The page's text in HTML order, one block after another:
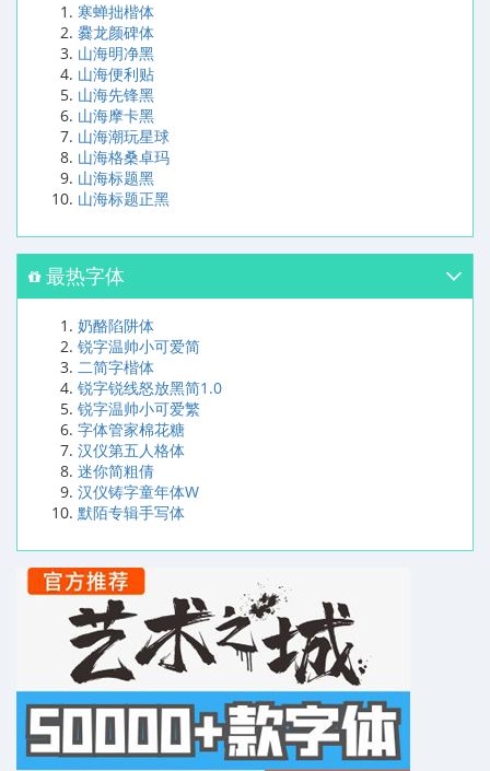
寒蝉拙楷体
爨龙颜碑体
山海明净黑
山海便利贴
山海先锋黑
山海摩卡黑
山海潮玩星球
山海格桑卓玛
山海标题黑
山海标题正黑
最热字体
奶酪陷阱体
锐字温帅小可爱简
二简字楷体
锐字锐线怒放黑简1.0
锐字温帅小可爱繁
字体管家棉花糖
汉仪第五人格体
迷你简粗倩
汉仪铸字童年体W
默陌专辑手写体